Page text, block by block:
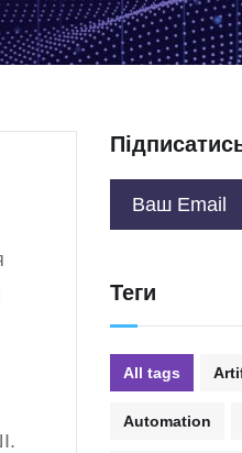
Теги
All tags
Automation